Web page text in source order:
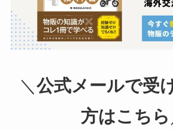
＼ 公式メールで受
方はこちら